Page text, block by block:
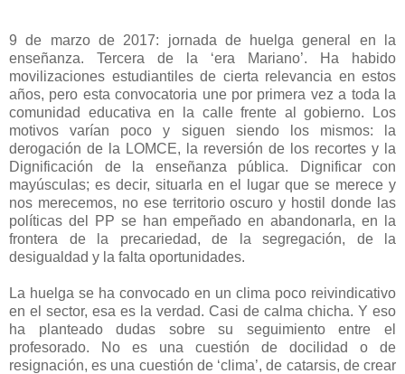
9 de marzo de 2017: jornada de huelga general en la
enseñanza. Tercera de la ‘era Mariano’. Ha habido
movilizaciones estudiantiles de cierta relevancia en estos
años, pero esta convocatoria une por primera vez a toda la
comunidad educativa en la calle frente al gobierno. Los
motivos varían poco y siguen siendo los mismos: la
derogación de la LOMCE, la reversión de los recortes y la
Dignificación de la enseñanza pública. Dignificar con
mayúsculas; es decir, situarla en el lugar que se merece y
nos merecemos, no ese territorio oscuro y hostil donde las
políticas del PP se han empeñado en abandonarla, en la
frontera de la precariedad, de la segregación, de la
desigualdad y la falta oportunidades.
La huelga se ha convocado en un clima poco reivindicativo
en el sector, esa es la verdad. Casi de calma chicha. Y eso
ha planteado dudas sobre su seguimiento entre el
profesorado. No es una cuestión de docilidad o de
resignación, es una cuestión de ‘clima’, de catarsis, de crear